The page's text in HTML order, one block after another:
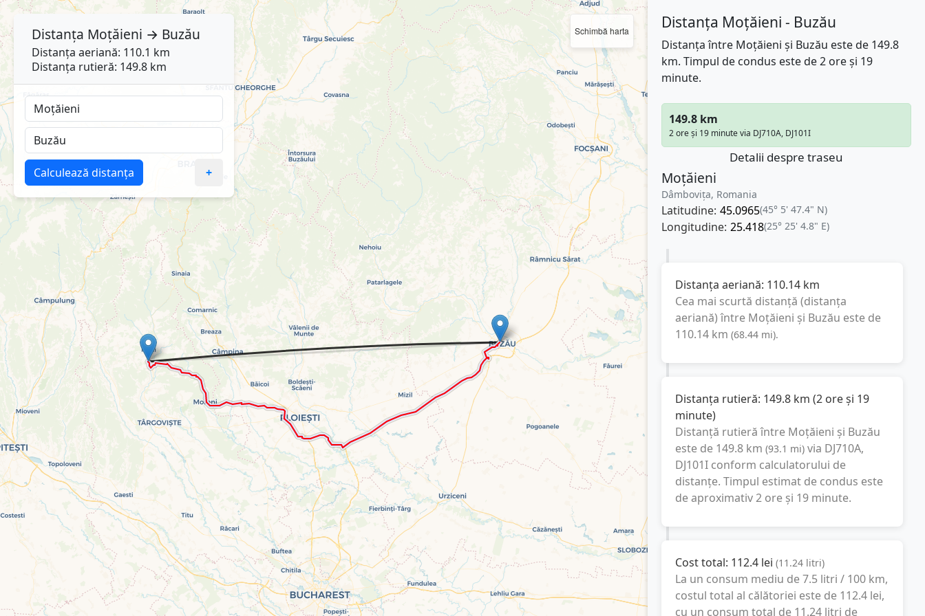
Schimbă harta Distanța Moțăieni - Buzău
Distanța între Moțăieni și Buzău este de 149.8
km. Timpul de condus este de 2 ore și 19
minute.
149.8 km
2 ore și 19 minute via DJ710A, DJ101I
Detalii despre traseu
Moțăieni
Dâmbovița, Romania
Latitudine: 45.0965(45° 5' 47.4" N)
Longitudine: 25.418(25° 25' 4.8" E)
Distanța aeriană: 110.14 km
Cea mai scurtă distanță (distanța
aeriană) între Moțăieni și Buzău este de
110.14 km (68.44 mi).
Distanța rutieră: 149.8 km (2 ore și 19
minute)
Distanță rutieră între Moțăieni și Buzău
este de 149.8 km (93.1 mi) via DJ710A,
DJ101Iconform calculatorului de
distanțe. Timpul estimat de condus este
de aproximativ2 ore și 19 minute.
Cost total: 112.4 lei (11.24 litri)
La un consum mediu de7.5 litri / 100 km,
costul total al călătoriei este de 112.4 lei,
cu un consum total de 11.24 litri de
Distanța Moțăieni → Buzău
Distanța aeriană: 110.1 km
Distanța rutieră: 149.8 km
Calculează distanța +